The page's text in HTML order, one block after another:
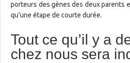
porteurs des gènes des deux parents
qu’une étape de courte durée.
Tout ce qu’il y a
chez nous sera